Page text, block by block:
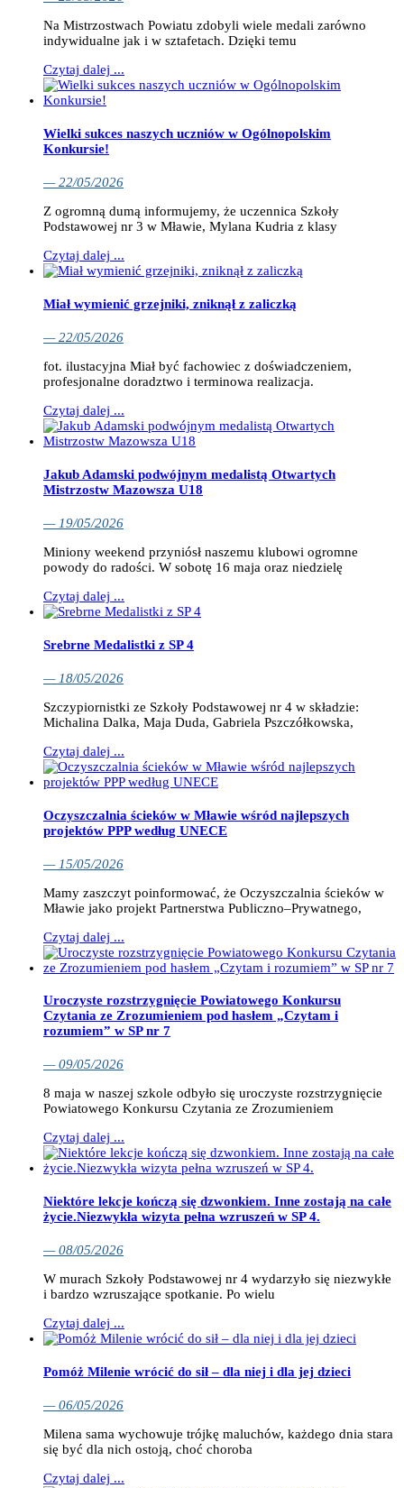
Na Mistrzostwach Powiatu zdobyli wiele medali zarówno
indywidualne jak i w sztafetach. Dzięki temu
Czytaj dalej ...
Wielki sukces naszych uczniów w Ogólnopolskim
Konkursie!
— 22/05/2026
Z ogromną dumą informujemy, że uczennica Szkoły
Podstawowej nr 3 w Mławie, Mylana Kudria z klasy
Czytaj dalej ...
Miał wymienić grzejniki, zniknął z zaliczką
— 22/05/2026
fot. ilustacyjna Miał być fachowiec z doświadczeniem,
profesjonalne doradztwo i terminowa realizacja.
Czytaj dalej ...
Jakub Adamski podwójnym medalistą Otwartych
Mistrzostw Mazowsza U18
— 19/05/2026
Miniony weekend przyniósł naszemu klubowi ogromne
powody do radości. W sobotę 16 maja oraz niedzielę
Czytaj dalej ...
Srebrne Medalistki z SP 4
— 18/05/2026
Szczypiornistki ze Szkoły Podstawowej nr 4 w składzie:
Michalina Dalka, Maja Duda, Gabriela Pszczółkowska,
Czytaj dalej ...
Oczyszczalnia ścieków w Mławie wśród najlepszych
projektów PPP według UNECE
— 15/05/2026
Mamy zaszczyt poinformować, że Oczyszczalnia ścieków w
Mławie jako projekt Partnerstwa Publiczno–Prywatnego,
Czytaj dalej ...
Uroczyste rozstrzygnięcie Powiatowego Konkursu
Czytania ze Zrozumieniem pod hasłem „Czytam i
rozumiem” w SP nr 7
— 09/05/2026
8 maja w naszej szkole odbyło się uroczyste rozstrzygnięcie
Powiatowego Konkursu Czytania ze Zrozumieniem
Czytaj dalej ...
Niektóre lekcje kończą się dzwonkiem. Inne zostają na całe
życie.Niezwykła wizyta pełna wzruszeń w SP 4.
— 08/05/2026
W murach Szkoły Podstawowej nr 4 wydarzyło się niezwykłe
i bardzo wzruszające spotkanie. Po wielu
Czytaj dalej ...
Pomóż Milenie wrócić do sił – dla niej i dla jej dzieci
— 06/05/2026
Milena sama wychowuje trójkę maluchów, każdego dnia stara
się być dla nich ostoją, choć choroba
Czytaj dalej ...